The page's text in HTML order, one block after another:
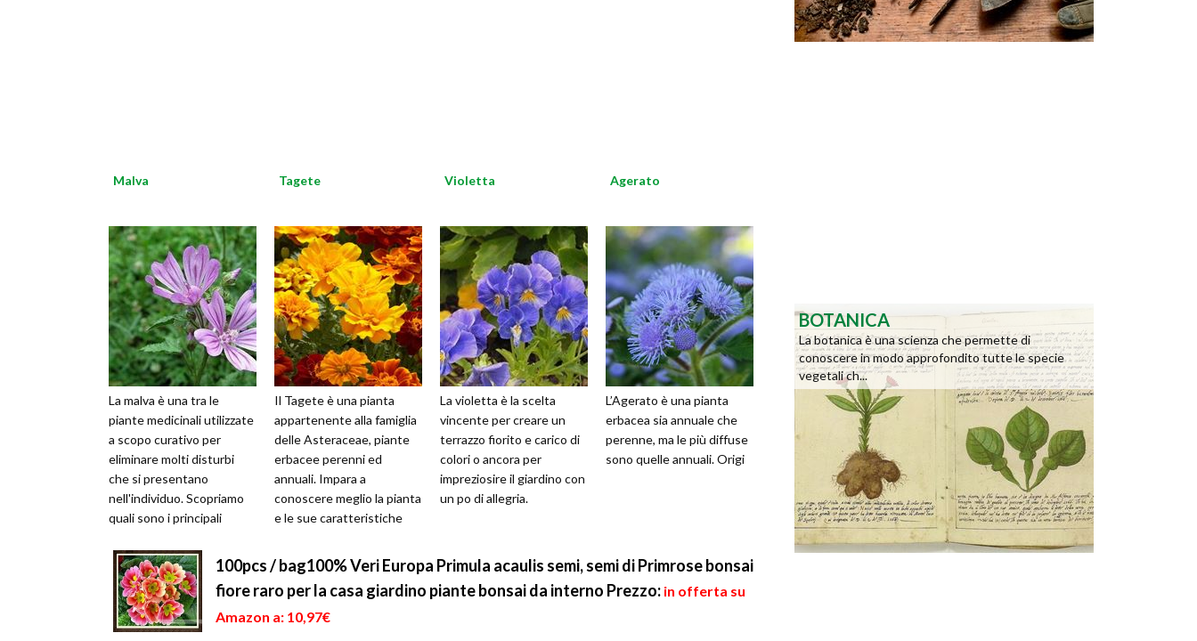
Malva
La malva è una tra le
piante medicinali utilizzate
a scopo curativo per
eliminare molti disturbi
che si presentano
nell'individuo. Scopriamo
quali sono i principali
Tagete
Il Tagete è una pianta
appartenente alla famiglia
delle Asteraceae, piante
erbacee perenni ed
annuali. Impara a
conoscere meglio la pianta
e le sue caratteristiche
Violetta
La violetta è la scelta
vincente per creare un
terrazzo fiorito e carico di
colori o ancora per
impreziosire il giardino con
un po di allegria.
Agerato
L’Agerato è una pianta
erbacea sia annuale che
perenne, ma le più diffuse
sono quelle annuali. Origi
100pcs / bag100% Veri Europa Primula acaulis semi, semi di Primrose bonsai
fiore raro per la casa giardino piante bonsai da interno Prezzo: in offerta su
Amazon a: 10,97€
BOTANICA
La botanica è una scienza che permette di
conoscere in modo approfondito tutte le specie
vegetali ch...